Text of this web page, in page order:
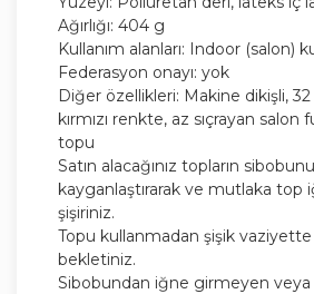
Ağırlığı: 404 g
Kullanım alanları: Indoor (salon)
Federasyon onayı: yok
Diğer özellikleri: Makine dikişli,
kırmızı renkte, az sıçrayan
topu
Satın alacağınız topların
kayganlaştırarak ve mutlaka top
şişiriniz.
Topu kullanmadan şişik
bekletiniz.
Sibobundan iğne girmeyen veya